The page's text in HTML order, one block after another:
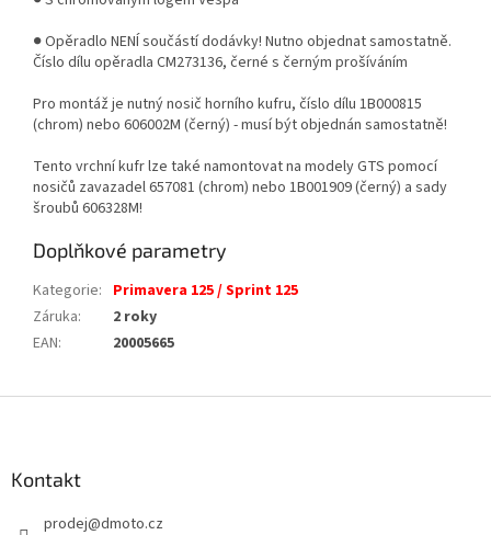
● Opěradlo NENÍ součástí dodávky! Nutno objednat samostatně.
Číslo dílu opěradla CM273136, černé s černým prošíváním
Pro montáž je nutný nosič horního kufru, číslo dílu 1B000815
(chrom) nebo 606002M (černý) - musí být objednán samostatně!
Tento vrchní kufr lze také namontovat na modely GTS pomocí
nosičů zavazadel 657081 (chrom) nebo 1B001909 (černý) a sady
šroubů 606328M!
Doplňkové parametry
Kategorie: Primavera 125 / Sprint 125
Záruka:
2 roky
EAN: 20005665
Kontakt
prodej@dmoto.cz